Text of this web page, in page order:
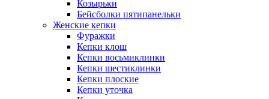
Козырьки
Бейсболки пятипанельки
Женские кепки
Фуражки
Кепки клош
Кепки восьмиклинки
Кепки шестиклинки
Кепки плоские
Кепки уточка